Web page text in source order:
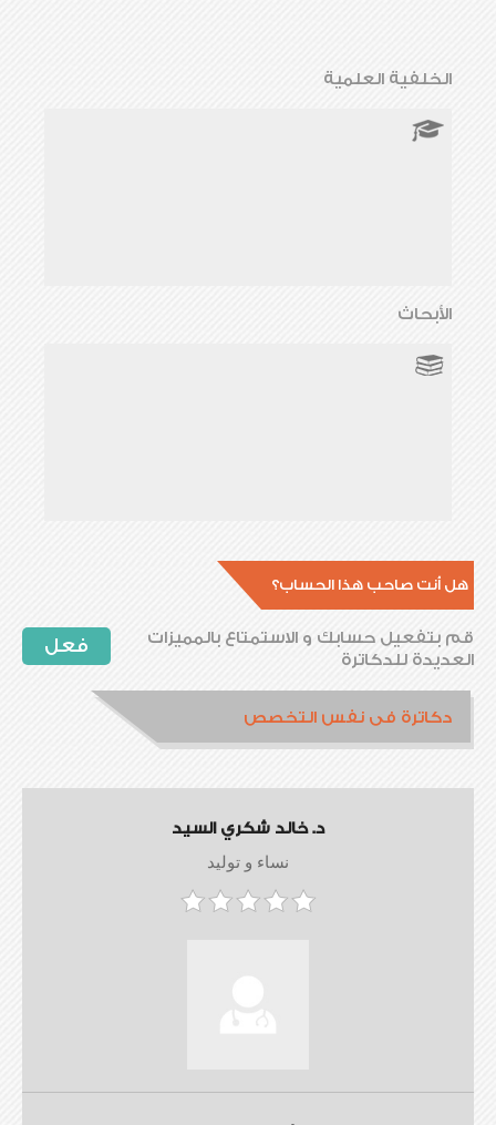
الخلفية العلمية
الأبحاث
هل أنت صاحب هذا الحساب؟
فعل
قم بتفعيل حسابك و الاستمتاع بالمميزات
العديدة للدكاترة
دكاترة فى نفس التخصص
د. خالد شكري السيد
نساء و توليد